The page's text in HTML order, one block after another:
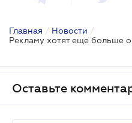
Главная / Новости /
Рекламу хотят еще больше
Оставьте